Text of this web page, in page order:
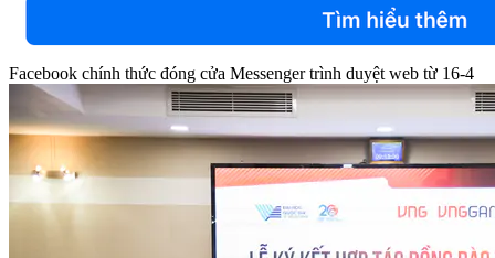
Facebook chính thức đóng cửa Messenger trình duyệt web từ 16-4